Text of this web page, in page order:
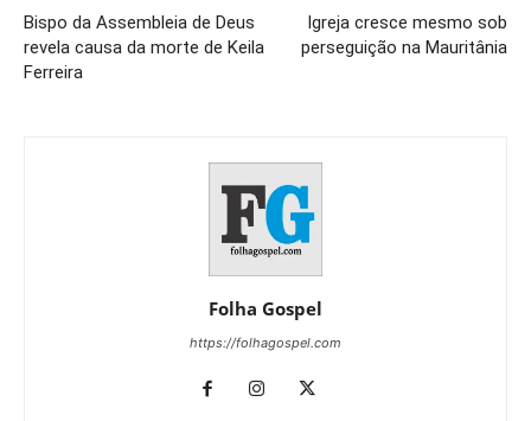
Bispo da Assembleia de Deus
revela causa da morte de Keila
Ferreira
Igreja cresce mesmo sob
perseguição na Mauritânia
Folha Gospel
https://folhagospel.com